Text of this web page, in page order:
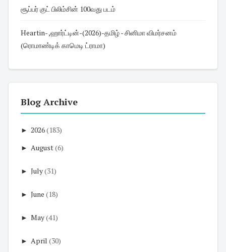
சூப்பர் குட் பிலிம்சின் 100வது படம்
Heartin- ,ஹார்ட்டின்-(2026)-தமிழ் - சினிமா விமர்சனம்
(ரொமாண்டிக் காமெடி ட்ராமா)
Blog Archive
► 2026(183)
► August(6)
► July(31)
► June (18)
► May(41)
► April (30)